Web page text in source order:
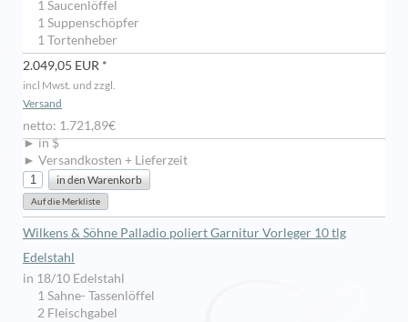
1 Saucenlöffel
1 Suppenschöpfer
1 Tortenheber
2.049,05 EUR *
incl Mwst. und zzgl.
Versand
netto: 1.721,89€
► in $
► Versandkosten + Lieferzeit
Wilkens & Söhne Palladio poliert Garnitur Vorleger 10 tlg
Edelstahl
in 18/10 Edelstahl
1 Sahne- Tassenlöffel
2 Fleischgabel